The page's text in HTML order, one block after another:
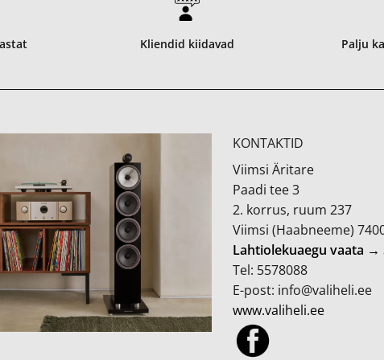
Kliendid kiidavad Palju
KONTAKTID
Viimsi Äritare
Paadi tee 3
2. korrus, ruum 237
Viimsi (Haabneeme)
Lahtiolekuaegu vaata →
Tel: 5578088
E-post: info@valiheli.ee
www.valiheli.ee